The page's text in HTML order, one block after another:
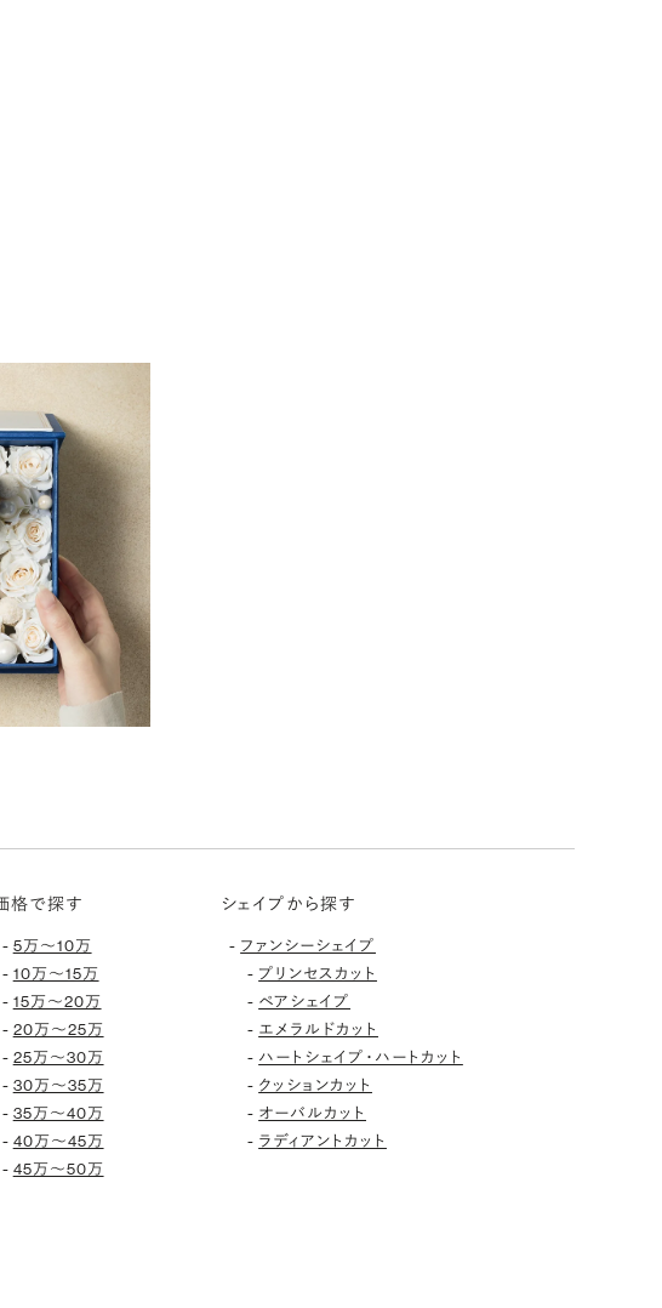
格で探す
- 5万〜10万
- 10万〜15万
- 15万〜20万
- 20万〜25万
- 25万〜30万
- 30万〜35万
- 35万〜40万
- 40万〜45万
- 45万〜50万
シェイプから探す
- ファンシーシェイプ
- プリンセスカット
- ペアシェイプ
- エメラルドカット
- ハートシェイプ・ハートカット
- クッションカット
- オーバルカット
- ラディアントカット